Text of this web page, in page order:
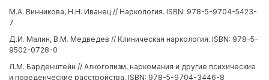
М.А. Винникова, Н.Н. Иванец // Наркология. ISBN: 978-5-9704-5423-
7
Д.И. Малин, В.М. Медведев // Клиническая наркология. ISBN: 978-5-
9502-0728-0
Л.М. Барденштейн // Алкоголизм, наркомания и другие психические
и поведенческие расстройства. ISBN: 978-5-9704-3446-8